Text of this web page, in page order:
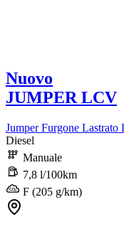
Nuovo
JUMPER LCV
Jumper Furgone
Diesel
Manuale
7,8 l/100km
F (205 g/km)